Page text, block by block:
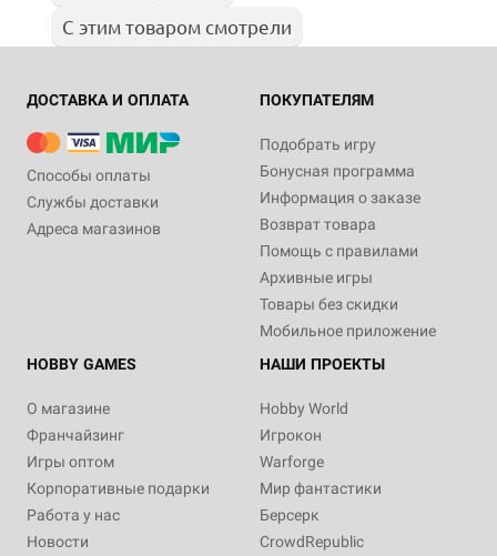
С этим товаром смотрели
ДОСТАВКА И ОПЛАТА
Способы оплаты
Службы доставки
Адреса магазинов
ПОКУПАТЕЛЯМ
Подобрать игру
Бонусная программа
Информация о заказе
Возврат товара
Помощь с правилами
Архивные игры
Товары без скидки
Мобильное приложение
HOBBY GAMES
О магазине
Франчайзинг
Игры оптом
Корпоративные подарки
Работа у нас
Новости
НАШИ ПРОЕКТЫ
Hobby World
Игрокон
Warforge
Мир фантастики
Берсерк
CrowdRepublic